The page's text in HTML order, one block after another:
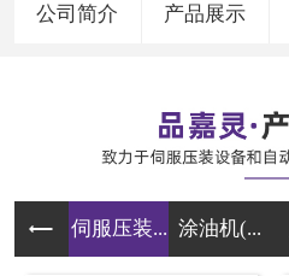
公司简介 产品展示
伺服压装... 涂油机(...